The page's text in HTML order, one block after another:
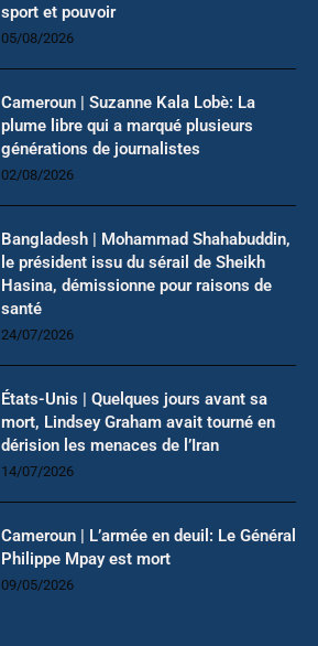
sport et pouvoir
05/08/2026
Cameroun | Suzanne Kala Lobè: La
plume libre qui a marqué plusieurs
générations de journalistes
02/08/2026
Bangladesh | Mohammad Shahabuddin,
le président issu du sérail de Sheikh
Hasina, démissionne pour raisons de
santé
24/07/2026
États-Unis | Quelques jours avant sa
mort, Lindsey Graham avait tourné en
dérision les menaces de l’Iran
14/07/2026
Cameroun | L’armée en deuil: Le Général
Philippe Mpay est mort
09/05/2026